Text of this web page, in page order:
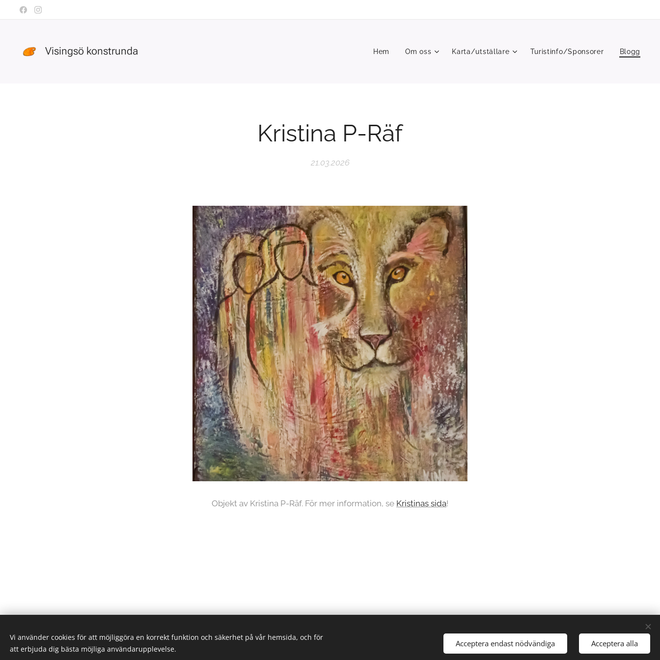
Visingsö konstrunda Hem Om oss Karta/utställare Turistinfo/Sponsorer Blogg
Kristina P-Räf
21.03.2026
Objekt av Kristina P-Räf. För mer information, se Kristinas sida!
2026 Visingsö konstrunda | Alla rättigheter reserverade.
Vi använder cookies för att möjliggöra en korrekt funktion och säkerhet på vår hemsida, och för
att erbjuda dig bästa möjliga användarupplevelse.
Acceptera endast nödvändiga Acceptera alla